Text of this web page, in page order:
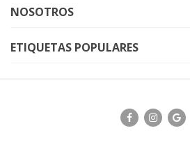
NOSOTROS
ETIQUETAS POPULARES